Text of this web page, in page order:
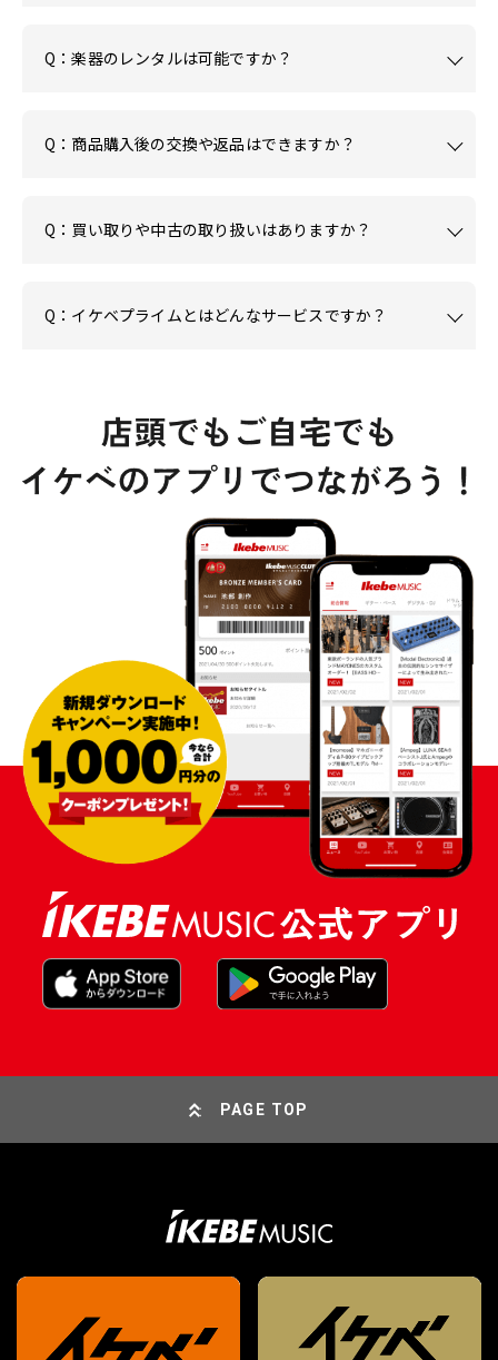
Q：楽器のレンタルは可能ですか？
Q：商品購入後の交換や返品はできますか？
Q：買い取りや中古の取り扱いはありますか？
Q：イケベプライムとはどんなサービスですか？
PAGE TOP